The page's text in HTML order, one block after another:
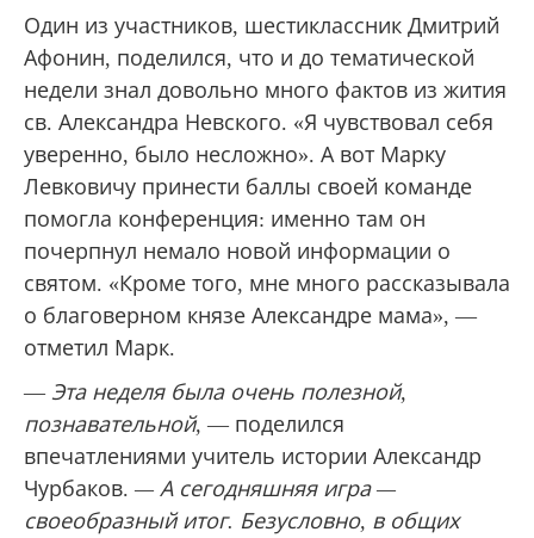
Один из участников, шестиклассник Дмитрий
Афонин, поделился, что и до тематической
недели знал довольно много фактов из жития
св. Александра Невского. «Я чувствовал себя
уверенно, было несложно». А вот Марку
Левковичу принести баллы своей команде
помогла конференция: именно там он
почерпнул немало новой информации о
святом. «Кроме того, мне много рассказывала
о благоверном князе Александре мама», —
отметил Марк.
— Эта неделя была очень полезной,
познавательной, — поделился
впечатлениями учитель истории Александр
Чурбаков. — А сегодняшняя игра —
своеобразный итог. Безусловно, в общих